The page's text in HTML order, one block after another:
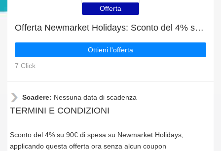
Offerta
Offerta Newmarket Holidays: Sconto del 4% su ordini superiori a 90€
Ottieni l'offerta
7 Click
Scadere: Nessuna data di scadenza
TERMINI E CONDIZIONI
Sconto del 4% su 90€ di spesa su Newmarket Holidays,
applicando questa offerta ora senza alcun coupon